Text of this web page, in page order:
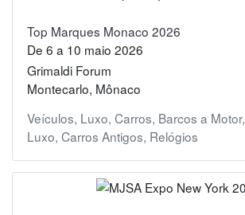
Top Marques Monaco 2026
De 6 a 10 maio 2026
Grimaldi Forum
Montecarlo, Mônaco
Veículos, Luxo, Carros, Barcos a Motor,
Luxo, Carros Antigos, Relógios